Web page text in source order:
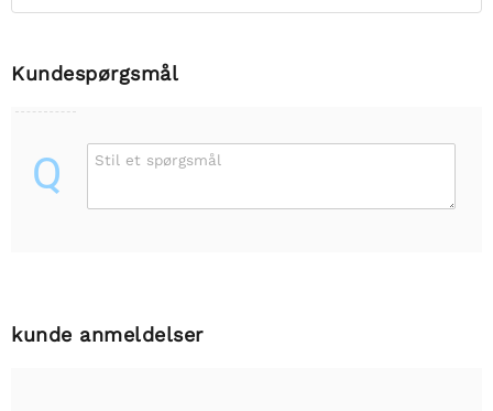
Kundespørgsmål
Q Stil et spørgsmål
kunde anmeldelser